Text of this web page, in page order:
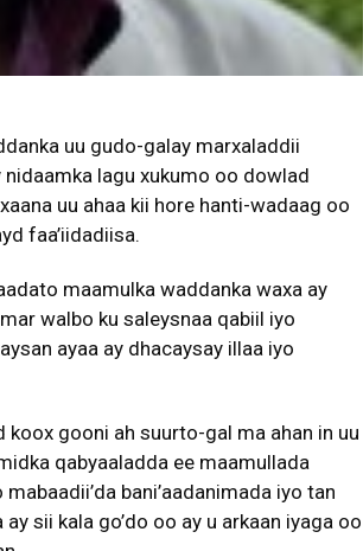
uu gudo-galay marxaladdii
lagu xukumo oo dowlad
uu ahaa kii hore hanti-wadaag oo
faa’iidadiisa.
maamulka waddanka waxa ay
walbo ku saleysnaa qabiil iyo
ayaa ay dhacaysay illaa iyo
gooni ah suurto-gal ma ahan in uu
qabyaaladda ee maamullada
bani’aadanimada iyo tan
sii kala go’do oo ay u arkaan iyaga oo